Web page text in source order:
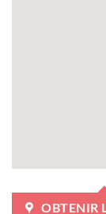
OBTENIR